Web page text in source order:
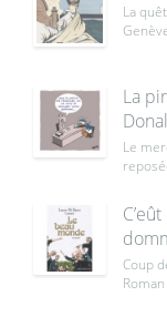
La
La
Le
Coup